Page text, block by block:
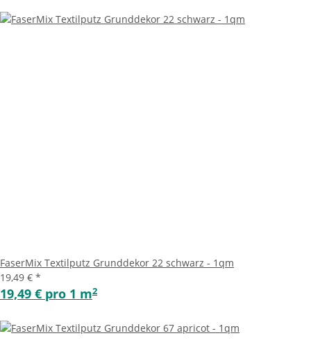
FaserMix Textilputz Grunddekor 22 schwarz - 1qm
19,49 € *
19,49 € pro 1 m2